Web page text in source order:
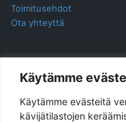
Käytämme
Käytämme evästeitä
kävijätilastojen
Toimitusehdot
Ota yhteyttä
YHTEYSTIEDOT
Jukira Oy